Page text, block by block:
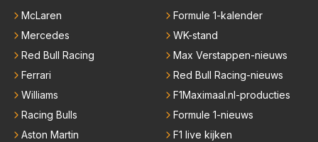
McLaren
Mercedes
Red Bull Racing
Ferrari
Williams
Racing Bulls
Aston Martin
Formule 1-kalender
WK-stand
Max Verstappen-nieuws
Red Bull Racing-nieuws
F1Maximaal.nl-producties
Formule 1-nieuws
F1 live kijken